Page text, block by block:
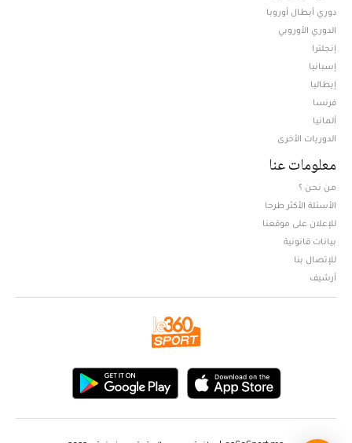
دوري أبطال أوروبا
الدوري الأوروبي
إنجلترا
إسبانيا
إيطاليا
فرنسا
ألمانيا
الدوريات الأخرى
معلومات عنا
من نحن ؟
الأسئلة الأكثر طرحا
للإعلان على موقعنا
بيانات قانونية
للإتصال بنا
أرشيف